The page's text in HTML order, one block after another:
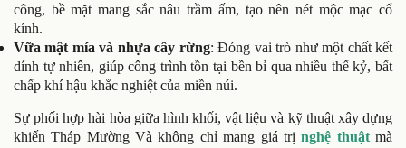
công, bề mặt mang sắc nâu trầm ấm, tạo nên nét mộc mạc cổ
kính.
Vữa mật mía và nhựa cây rừng: Đóng vai trò như một chất kết
dính tự nhiên, giúp công trình tồn tại bền bỉ qua nhiều thế kỷ, bất
chấp khí hậu khắc nghiệt của miền núi.
Sự phối hợp hài hòa giữa hình khối, vật liệu và kỹ thuật xây dựng
khiến Tháp Mường Và không chỉ mang giá trịnghệ thuậtmà